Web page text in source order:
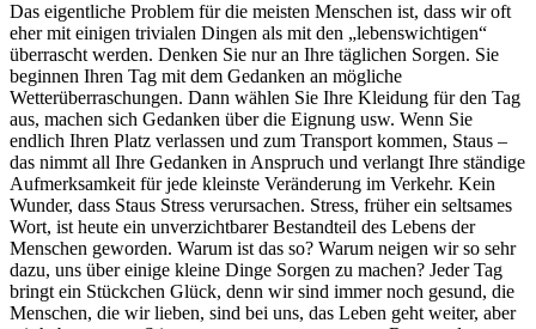
Das eigentliche Problem für die meisten Menschen ist, dass wir oft
eher mit einigen trivialen Dingen als mit den „lebenswichtigen“
überrascht werden. Denken Sie nur an Ihre täglichen Sorgen. Sie
beginnen Ihren Tag mit dem Gedanken an mögliche
Wetterüberraschungen. Dann wählen Sie Ihre Kleidung für den Tag
aus, machen sich Gedanken über die Eignung usw. Wenn Sie
endlich Ihren Platz verlassen und zum Transport kommen, Staus –
das nimmt all Ihre Gedanken in Anspruch und verlangt Ihre ständige
Aufmerksamkeit für jede kleinste Veränderung im Verkehr. Kein
Wunder, dass Staus Stress verursachen. Stress, früher ein seltsames
Wort, ist heute ein unverzichtbarer Bestandteil des Lebens der
Menschen geworden. Warum ist das so? Warum neigen wir so sehr
dazu, uns über einige kleine Dinge Sorgen zu machen? Jeder Tag
bringt ein Stückchen Glück, denn wir sind immer noch gesund, die
Menschen, die wir lieben, sind bei uns, das Leben geht weiter, aber